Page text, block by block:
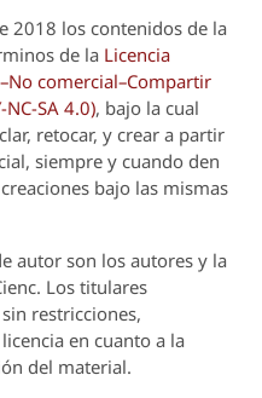
2018 los contenidos de la
de la Licencia
comercial–Compartir
SA 4.0), bajo la cual
retocar, y crear a partir
siempre y cuando den
bajo las mismas
autor son los autores y la
Los titulares
restricciones,
en cuanto a la
del material.